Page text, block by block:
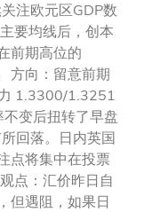
注欧元区GDP数
要均线后，创本
前期高位的
方向：留意前期
1.3300/1.3251
变后扭转了早盘
回落。日内英国
点将集中在投票
点：汇价昨日自
但遇阻，如果日